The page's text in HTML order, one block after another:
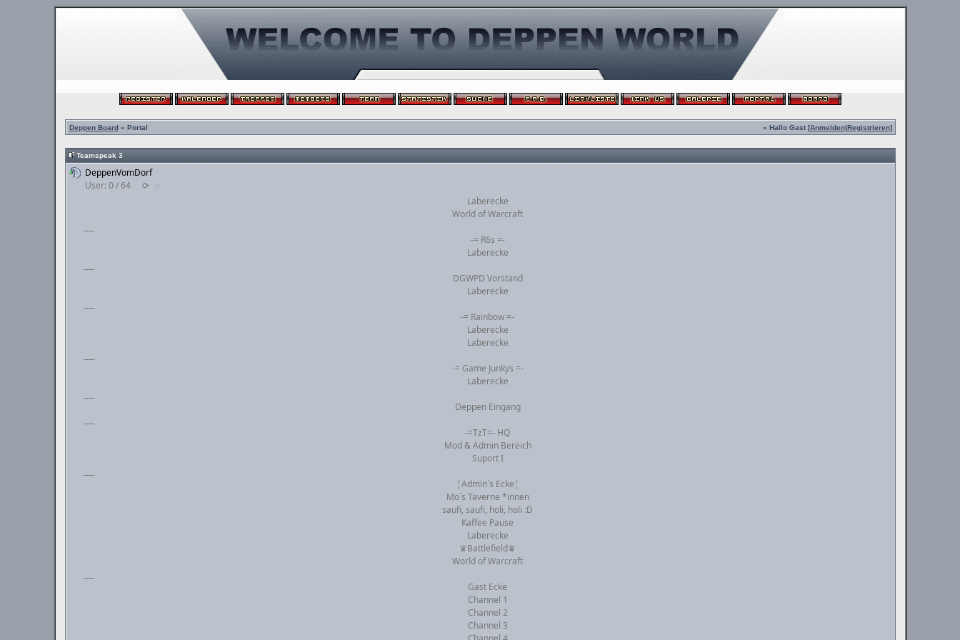
Deppen Board» Portal » Hallo Gast [Anmelden|Registrieren]
Teamspeak 3
DeppenVomDorf
User: 0 / 64
⟳ ◌
Laberecke
World of Warcraft
-= R6s =-
Laberecke
DGWPD Vorstand
Laberecke
-= Rainbow =-
Laberecke
Laberecke
-= Game Junkys =-
Laberecke
Deppen Eingang
-=TzT=- HQ
Mod & Admin Bereich
Suport I
¦Admin`s Ecke¦
Mo´s Taverne *innen
saufi, saufi, holi, holi :D
Kaffee Pause
Laberecke
♛Battlefield♛
World of Warcraft
Gast Ecke
Channel 1
Channel 2
Channel 3